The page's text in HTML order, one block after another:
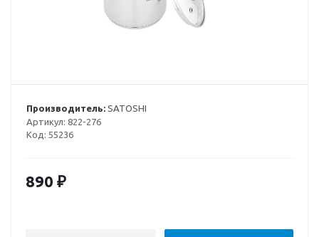
Производитель: SATOSHI
Артикул: 822-276
Код: 55236
890 ₽